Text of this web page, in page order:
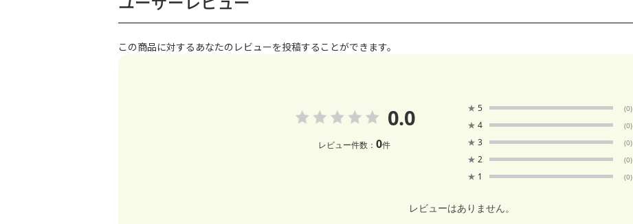
この商品に対するあなたのレビューを投稿することができます。
0.0
レビュー件数： 0件
★ 5 (0)
★ 4 (0)
★ 3 (0)
★ 2 (0)
★ 1 (0)
レビューはありません。